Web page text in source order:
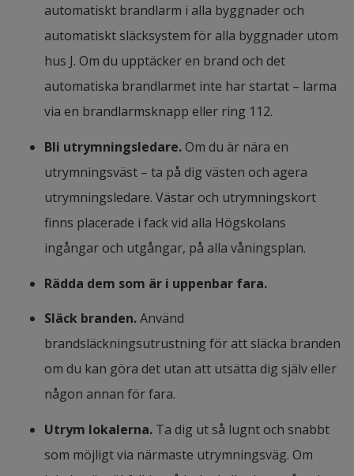
automatiskt brandlarm i alla byggnader och
automatiskt släcksystem för alla byggnader utom
hus J. Om du upptäcker en brand och det
automatiska brandlarmet inte har startat – larma
via en brandlarmsknapp eller ring 112.
Bli utrymningsledare. Om du är nära en
utrymningsväst – ta på dig västen och agera
utrymningsledare. Västar och utrymningskort
finns placerade i fack vid alla Högskolans
ingångar och utgångar, på alla våningsplan.
Rädda dem som är i uppenbar fara.
Släck branden. Använd
brandsläckningsutrustning för att släcka branden
om du kan göra det utan att utsätta dig själv eller
någon annan för fara.
Utrym lokalerna. Ta dig ut så lugnt och snabbt
som möjligt via närmaste utrymningsväg. Om